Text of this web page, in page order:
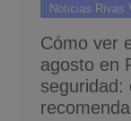
Noticias Rivas
Cómo ver
agosto en
seguridad: